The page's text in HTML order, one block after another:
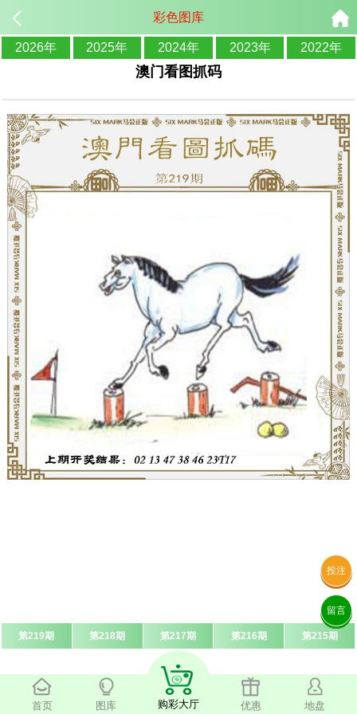
彩色图库
2026年 2025年 2024年 2023年 2022年
澳门看图抓码
第219期 第218期 第217期 第216期 第215期
首页 图库 购彩大厅 优惠 地盘
投注
留言